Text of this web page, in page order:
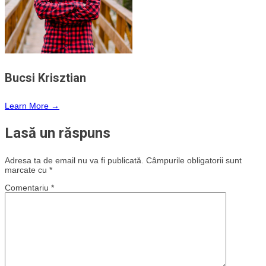
Bucsi Krisztian
Learn More →
Lasă un răspuns
Adresa ta de email nu va fi publicată. Câmpurile obligatorii sunt
marcate cu *
Comentariu *